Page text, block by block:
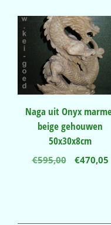
Naga uit Onyx
beige gehouwen
50x30x8cm
€595,00 €470,05